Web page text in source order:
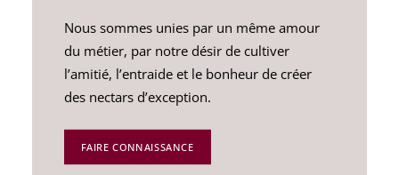
Nous sommes unies par un même amour
du métier, par notre désir de cultiver
l’amitié, l’entraide et le bonheur de créer
des nectars d’exception.
FAIRE CONNAISSANCE